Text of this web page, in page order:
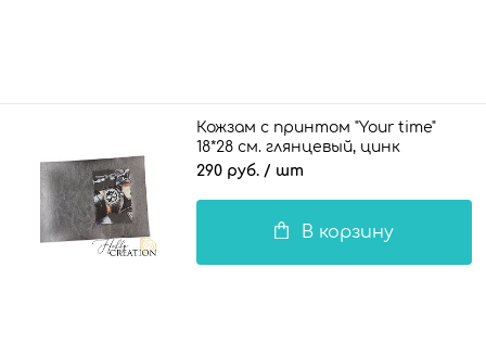
Кожзам с принтом "Your time"
18*28 см. глянцевый, цинк
290 руб. / шт
В корзину